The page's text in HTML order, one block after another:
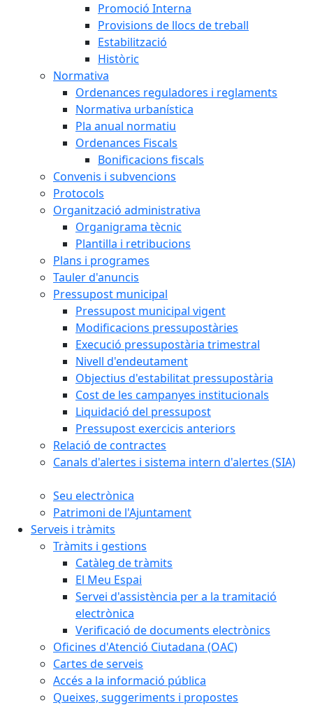
Promoció Interna
Provisions de llocs de treball
Estabilització
Històric
Normativa
Ordenances reguladores i reglaments
Normativa urbanística
Pla anual normatiu
Ordenances Fiscals
Bonificacions fiscals
Convenis i subvencions
Protocols
Organització administrativa
Organigrama tècnic
Plantilla i retribucions
Plans i programes
Tauler d'anuncis
Pressupost municipal
Pressupost municipal vigent
Modificacions pressupostàries
Execució pressupostària trimestral
Nivell d'endeutament
Objectius d'estabilitat pressupostària
Cost de les campanyes institucionals
Liquidació del pressupost
Pressupost exercicis anteriors
Relació de contractes
Canals d'alertes i sistema intern d'alertes (SIA)
Seu electrònica
Patrimoni de l'Ajuntament
Serveis i tràmits
Tràmits i gestions
Catàleg de tràmits
El Meu Espai
Servei d'assistència per a la tramitació
electrònica
Verificació de documents electrònics
Oficines d'Atenció Ciutadana (OAC)
Cartes de serveis
Accés a la informació pública
Queixes, suggeriments i propostes